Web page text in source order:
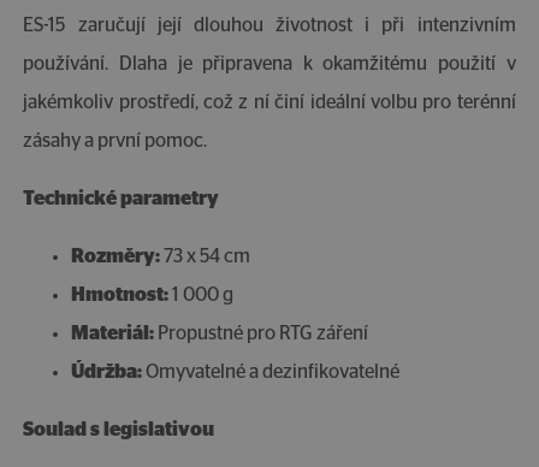
ES-15 zaručují její dlouhou životnost i při intenzivním
používání. Dlaha je připravena k okamžitému použití v
jakémkoliv prostředí, což z ní činí ideální volbu pro terénní
zásahy a první pomoc.
Technické parametry
Rozměry: 73 x 54 cm
Hmotnost:1 000 g
Materiál: Propustné pro RTG záření
Údržba:Omyvatelné a dezinfikovatelné
Soulad s legislativou